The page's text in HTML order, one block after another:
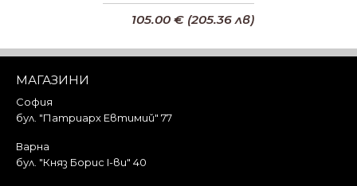
105.00 € (205.36 лв)
МАГАЗИНИ
София
бул. "Патриарх Евтимий" 77
Варна
бул. "Княз Борис I-ви" 40